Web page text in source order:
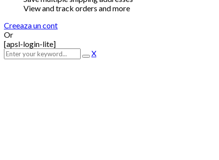
View and track orders and more
Creeaza un cont
Or
[apsl-login-lite]
X